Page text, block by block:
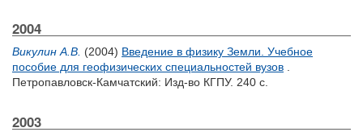
2004
Викулин А.В. (2004) Введение в физику Земли. Учебное
пособие для геофизических специальностей вузов
Петропавловск-Камчатский: Изд-во КГПУ. 240 с.
2003